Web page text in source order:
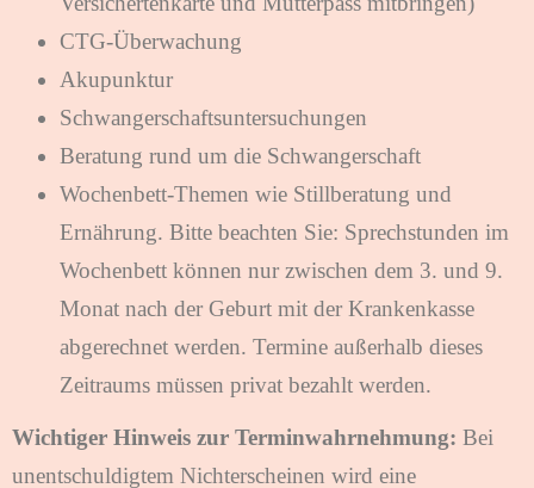
CTG-Überwachung
Akupunktur
Schwangerschaftsuntersuchungen
Beratung rund um die Schwangerschaft
Wochenbett-Themen wie Stillberatung und
Ernährung. Bitte beachten Sie: Sprechstunden im
Wochenbett können nur zwischen dem 3. und 9.
Monat nach der Geburt mit der Krankenkasse
abgerechnet werden. Termine außerhalb dieses
Zeitraums müssen privat bezahlt werden.
Wichtiger Hinweis zur Terminwahrnehmung: Bei
unentschuldigtem Nichterscheinen wird eine